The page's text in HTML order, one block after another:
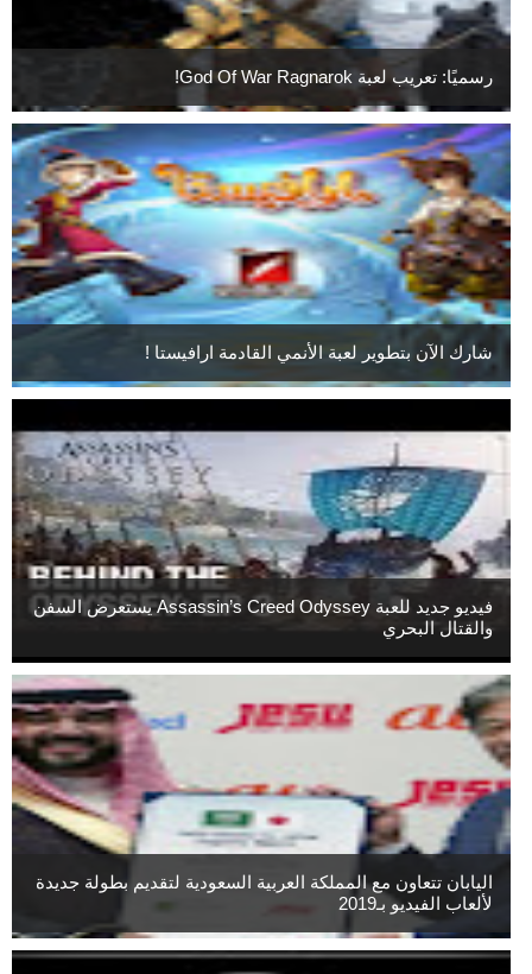
رسميًا: تعريب لعبة God Of War Ragnarok!
شارك الآن بتطوير لعبة الأنمي القادمة ارافيستا !
فيديو جديد للعبة Assassin’s Creed Odyssey يستعرض السفن
والقتال البحري
اليابان تتعاون مع المملكة العربية السعودية لتقديم بطولة جديدة
لألعاب الفيديو بـ2019